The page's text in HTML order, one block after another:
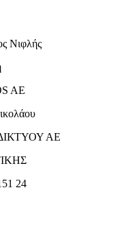
Νιφλής
AE
ΑΕ
24